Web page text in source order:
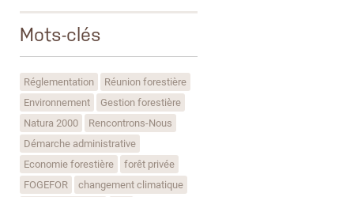
Mots-clés
Réglementation
Réunion forestière
Environnement
Gestion forestière
Natura 2000
Rencontrons-Nous
Démarche administrative
Economie forestière
forêt privée
FOGEFOR
changement climatique